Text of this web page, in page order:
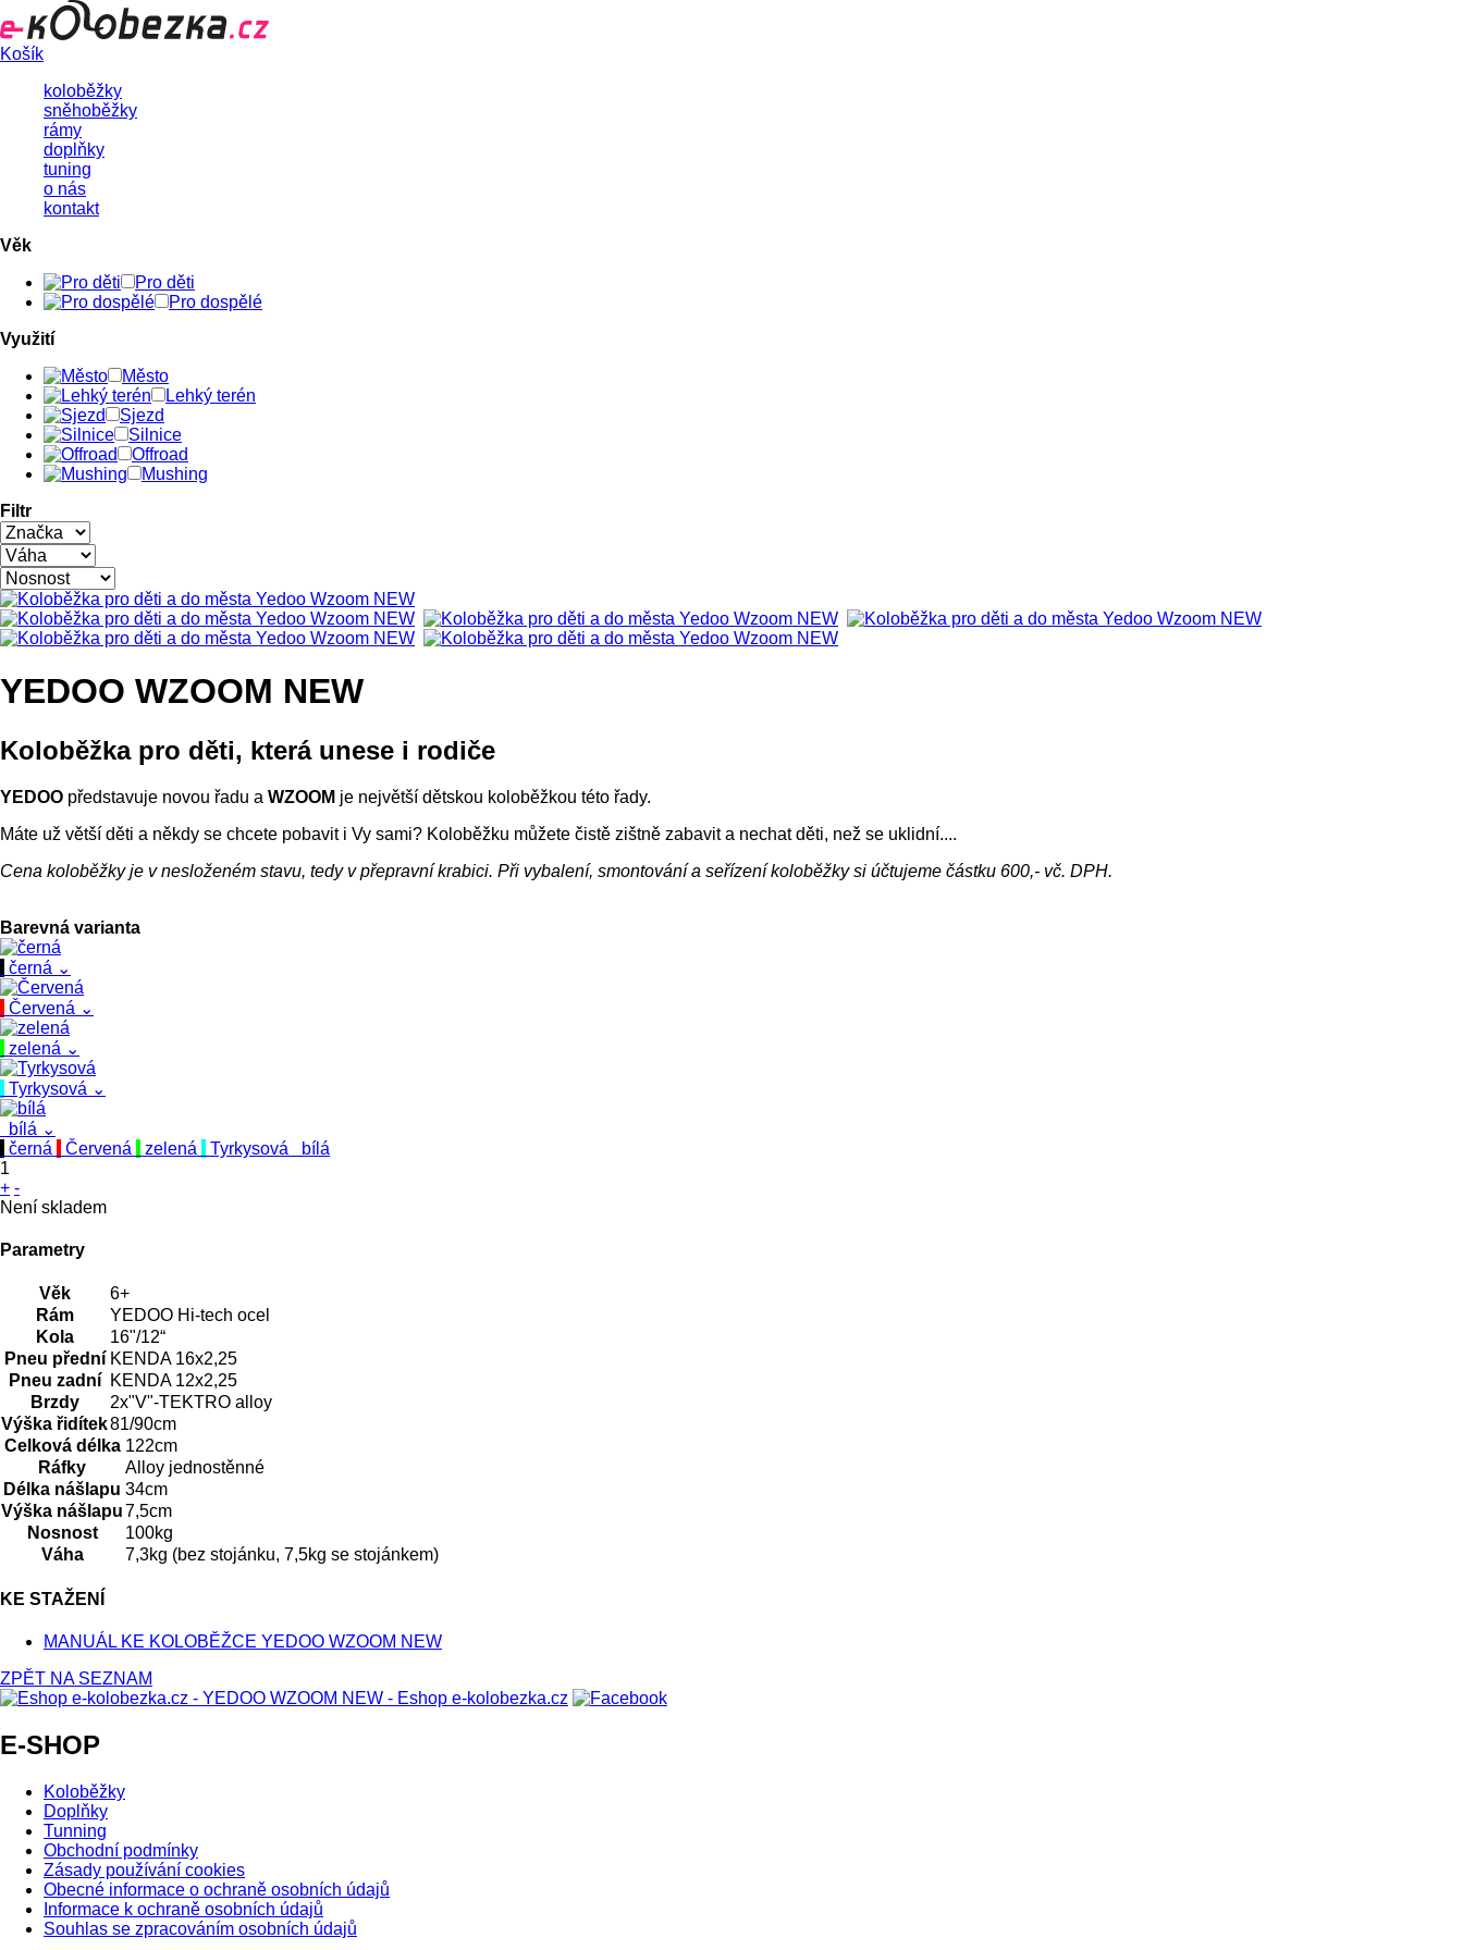
Košík
koloběžky
sněhoběžky
rámy
doplňky
tuning
o nás
kontakt
Věk
Pro děti
Pro dospělé
Využití
Město
Lehký terén
Sjezd
Silnice
Offroad
Mushing
Filtr
YEDOO WZOOM NEW
Koloběžka pro děti, která unese i rodiče
YEDOO představuje novou řadu a WZOOM je největší dětskou koloběžkou této řady.
Máte už větší děti a někdy se chcete pobavit i Vy sami? Koloběžku můžete čistě zištně zabavit a nechat děti, než se uklidní....
Cena koloběžky je v nesloženém stavu, tedy v přepravní krabici. Při vybalení, smontování a seřízení koloběžky si účtujeme částku 600,- vč. DPH.
Barevná varianta
černá ⌄
Červená ⌄
zelená ⌄
Tyrkysová ⌄
bílá ⌄
černá
Červená zelená Tyrkysová
bílá
1
+ -
Není skladem
Parametry
Věk
6+
Rám
YEDOO Hi-tech ocel
Kola
16"/12“
Pneu přední KENDA 16x2,25
Pneu zadní
KENDA 12x2,25
Brzdy
2x"V"-TEKTRO alloy
Výška řidítek81/90cm
Celková délka 122cm
Ráfky
Alloy jednostěnné
Délka nášlapu 34cm
Výška nášlapu7,5cm
Nosnost
100kg
Váha
7,3kg (bez stojánku, 7,5kg se stojánkem)
KE STAŽENÍ
MANUÁL KE KOLOBĚŽCE YEDOO WZOOM NEW
ZPĚT NA SEZNAM
E-SHOP
Koloběžky
Doplňky
Tunning
Obchodní podmínky
Zásady používání cookies
Obecné informace o ochraně osobních údajů
Informace k ochraně osobních údajů
Souhlas se zpracováním osobních údajů